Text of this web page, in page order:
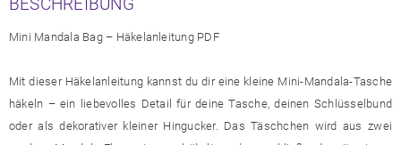
Mini Mandala Bag – Häkelanleitung PDF
Mit dieser Häkelanleitung kannst du dir eine kleine Mini-Mandala-Tasche
häkeln – ein liebevolles Detail für deine Tasche, deinen Schlüsselbund
oder als dekorativer kleiner Hingucker. Das Täschchen wird aus zwei